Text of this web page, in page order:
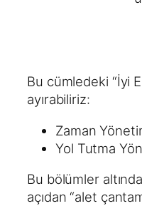
Bu cümledeki “İyi
ayırabiliriz:
Zaman
Yol Tutma
Bu bölümler
açıdan “alet